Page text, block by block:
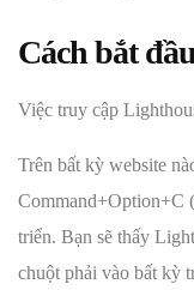
Cách bắt
Việc truy cập
Trên bất kỳ website
Command+Option+C
triển. Bạn sẽ thấy
chuột phải vào bất kỳ